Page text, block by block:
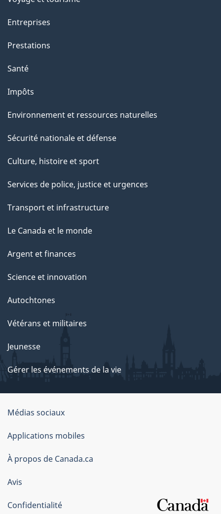
a
g
e
Entreprises
Prestations
Santé
Impôts
Environnement et ressources naturelles
Sécurité nationale et défense
Culture, histoire et sport
Services de police, justice et urgences
Transport et infrastructure
Le Canada et le monde
Argent et finances
Science et innovation
Autochtones
Vétérans et militaires
Jeunesse
Gérer les événements de la vie
Organisation
du
gouvernement
du
Canada
Médias sociaux
Applications mobiles
À propos de Canada.ca
Avis
Confidentialité